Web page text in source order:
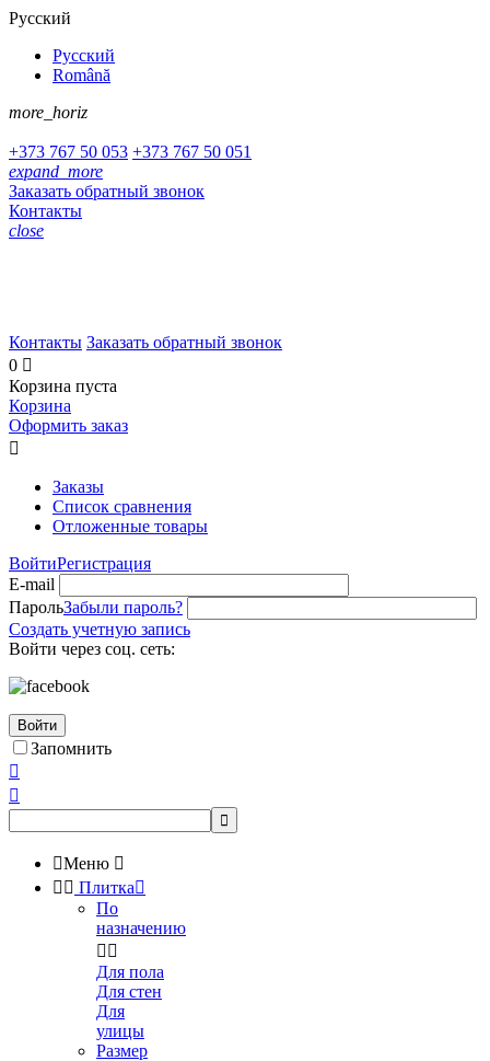
Русский
Русский
Română
more_horiz
+373 767 50 053 +373 767 50 051
expand_more
Заказать обратный звонок
Контакты
close
Контакты Заказать обратный звонок
0 
Корзина пуста
Корзина
Оформить заказ

Заказы
Список сравнения
Отложенные товары
ВойтиРегистрация
E-mail
ПарольЗабыли пароль?
Создать учетную запись
Войти через соц. сеть:
Войти
Запомнить



Меню 
  Плитка
По
назначению
 
Для пола
Для стен
Для
улицы
Размер